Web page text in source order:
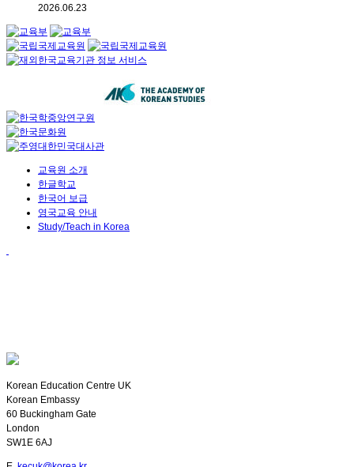
2026.06.23
교육원 소개
한글학교
한국어 보급
영국교육 안내
Study/Teach in Korea
Korean Education Centre UK
Korean Embassy
60 Buckingham Gate
London
SW1E 6AJ